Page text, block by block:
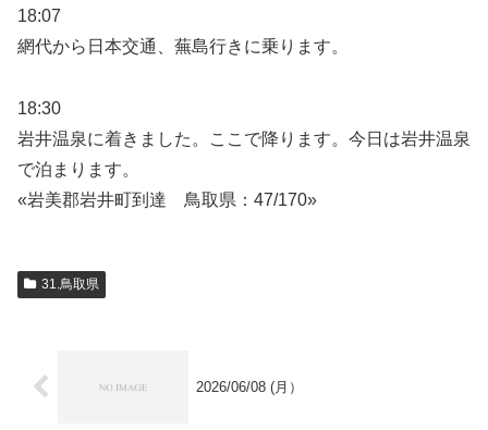
18:07
網代から日本交通、蕪島行きに乗ります。
18:30
岩井温泉に着きました。ここで降ります。今日は岩井温泉
で泊まります。
«岩美郡岩井町到達 鳥取県：47/170»
31.鳥取県
2026/06/08 (月）